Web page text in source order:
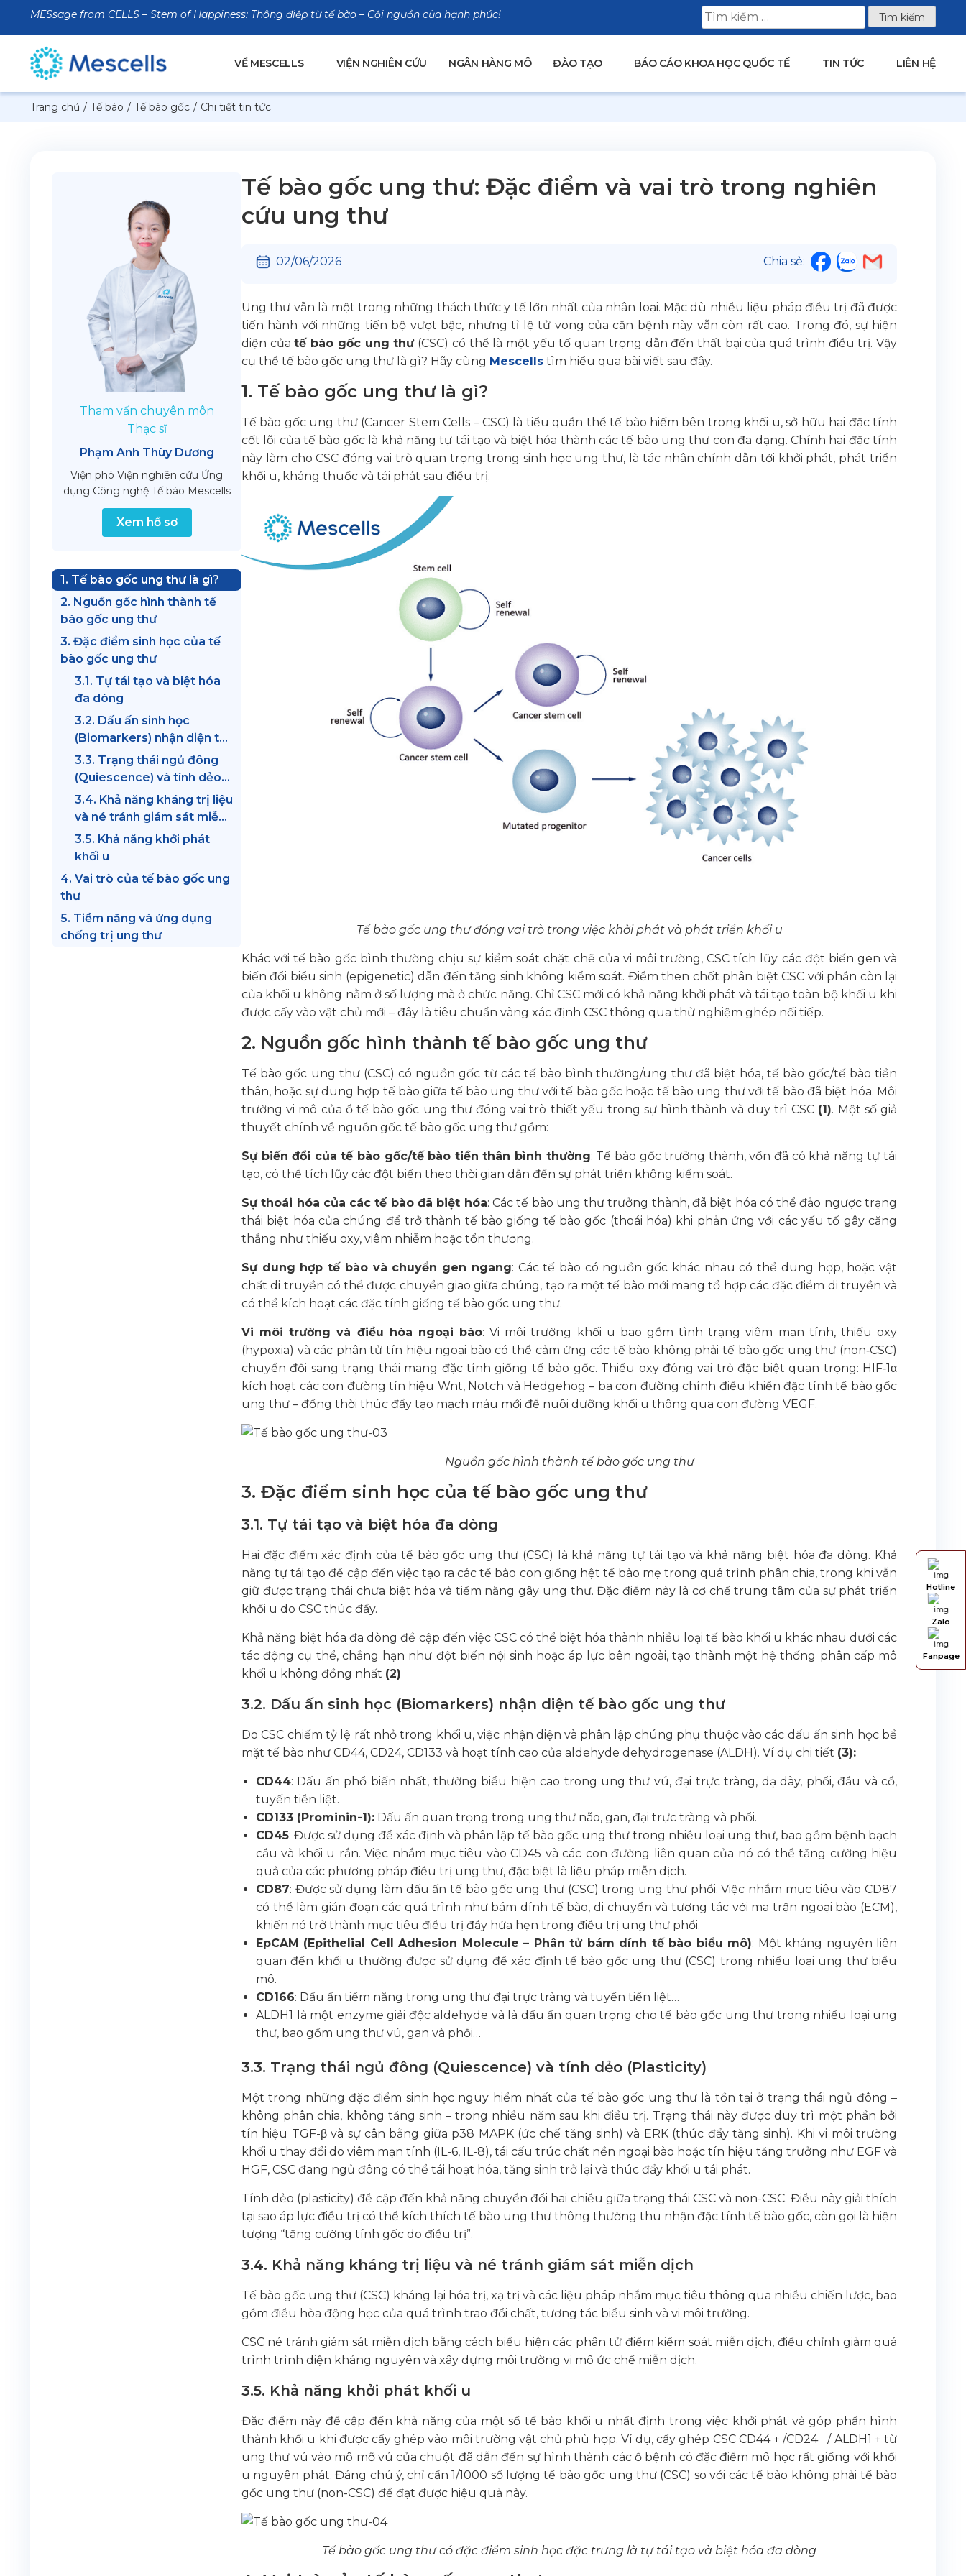
MESsage from CELLS – Stem of Happiness: Thông điệp từ tế bào – Cội nguồn của hạnh phúc!
Tìm
kiếm
VỀ MESCELLS VIỆN NGHIÊN CỨU NGÂN HÀNG MÔ ĐÀO TẠO BÁO CÁO KHOA HỌC QUỐC TẾ TIN TỨC LIÊN HỆ
Trang chủ / Tế bào / Tế bào gốc / Chi tiết tin tức
Tế bào gốc ung thư: Đặc điểm và vai trò trong nghiên
cứu ung thư
02/06/2026 Chia sẻ:
Ung thư vẫn là một trong những thách thức y tế lớn nhất của nhân loại. Mặc dù nhiều liệu pháp điều trị đã được
tiến hành với những tiến bộ vượt bậc, nhưng tỉ lệ tử vong của căn bệnh này vẫn còn rất cao. Trong đó, sự hiện
diện củatế bào gốc ung thư(CSC) có thể là một yếu tố quan trọng dẫn đến thất bại của quá trình điều trị. Vậy
cụ thể tế bào gốc ung thư là gì? Hãy cùng Mescells tìm hiểu qua bài viết sau đây.
1. Tế bào gốc ung thư là gì?
Tế bào gốc ung thư (Cancer Stem Cells – CSC) là tiểu quần thể tế bào hiếm bên trong khối u, sở hữu hai đặc tính
cốt lõi của tế bào gốc là khả năng tự tái tạo và biệt hóa thành các tế bào ung thư con đa dạng. Chính hai đặc tính
này làm cho CSC đóng vai trò quan trọng trong sinh học ung thư, là tác nhân chính dẫn tới khởi phát, phát triển
khối u, kháng thuốc và tái phát sau điều trị.
Tế bào gốc ung thư đóng vai trò trong việc khởi phát và phát triển khối u
Khác với tế bào gốc bình thường chịu sự kiểm soát chặt chẽ của vi môi trường, CSC tích lũy các đột biến gen và
biến đổi biểu sinh (epigenetic) dẫn đến tăng sinh không kiểm soát. Điểm then chốt phân biệt CSC với phần còn lại
của khối u không nằm ở số lượng mà ở chức năng. Chỉ CSC mới có khả năng khởi phát và tái tạo toàn bộ khối u khi
được cấy vào vật chủ mới – đây là tiêu chuẩn vàng xác định CSC thông qua thử nghiệm ghép nối tiếp.
2. Nguồn gốc hình thành tế bào gốc ung thư
Tế bào gốc ung thư (CSC) có nguồn gốc từ các tế bào bình thường/ung thư đã biệt hóa, tế bào gốc/tế bào tiền
thân, hoặc sự dung hợp tế bào giữa tế bào ung thư với tế bào gốc hoặc tế bào ung thư với tế bào đã biệt hóa. Môi
trường vi mô của ổ tế bào gốc ung thư đóng vai trò thiết yếu trong sự hình thành và duy trì CSC (1). Một số giả
thuyết chính về nguồn gốc tế bào gốc ung thư gồm:
Sự biến đổi của tế bào gốc/tế bào tiền thân bình thường: Tế bào gốc trưởng thành, vốn đã có khả năng tự tái
tạo, có thể tích lũy các đột biến theo thời gian dẫn đến sự phát triển không kiểm soát.
Sự thoái hóa của các tế bào đã biệt hóa: Các tế bào ung thư trưởng thành, đã biệt hóa có thể đảo ngược trạng
thái biệt hóa của chúng để trở thành tế bào giống tế bào gốc (thoái hóa) khi phản ứng với các yếu tố gây căng
thẳng như thiếu oxy, viêm nhiễm hoặc tổn thương.
Sự dung hợp tế bào và chuyển gen ngang: Các tế bào có nguồn gốc khác nhau có thể dung hợp, hoặc vật
chất di truyền có thể được chuyển giao giữa chúng, tạo ra một tế bào mới mang tổ hợp các đặc điểm di truyền và
có thể kích hoạt các đặc tính giống tế bào gốc ung thư.
Vi môi trường và điều hòa ngoại bào: Vi môi trường khối u bao gồm tình trạng viêm mạn tính, thiếu oxy
(hypoxia) và các phân tử tín hiệu ngoại bào có thể cảm ứng các tế bào không phải tế bào gốc ung thư (non‑CSC)
chuyển đổi sang trạng thái mang đặc tính giống tế bào gốc. Thiếu oxy đóng vai trò đặc biệt quan trọng: HIF‑1α
kích hoạt các con đường tín hiệu Wnt, Notch và Hedgehog – ba con đường chính điều khiển đặc tính tế bào gốc
ung thư – đồng thời thúc đẩy tạo mạch máu mới để nuôi dưỡng khối u thông qua con đường VEGF.
Nguồn gốc hình thành tế bào gốc ung thư
3. Đặc điểm sinh học của tế bào gốc ung thư
3.1. Tự tái tạo và biệt hóa đa dòng
Hai đặc điểm xác định của tế bào gốc ung thư (CSC) là khả năng tự tái tạo và khả năng biệt hóa đa dòng. Khả
năng tự tái tạo đề cập đến việc tạo ra các tế bào con giống hệt tế bào mẹ trong quá trình phân chia, trong khi vẫn
giữ được trạng thái chưa biệt hóa và tiềm năng gây ung thư. Đặc điểm này là cơ chế trung tâm của sự phát triển
khối u do CSC thúc đẩy.
Khả năng biệt hóa đa dòng đề cập đến việc CSC có thể biệt hóa thành nhiều loại tế bào khối u khác nhau dưới các
tác động cụ thể, chẳng hạn như đột biến nội sinh hoặc áp lực bên ngoài, tạo thành một hệ thống phân cấp mô
khối u không đồng nhất (2)
3.2. Dấu ấn sinh học (Biomarkers) nhận diện tế bào gốc ung thư
Do CSC chiếm tỷ lệ rất nhỏ trong khối u, việc nhận diện và phân lập chúng phụ thuộc vào các dấu ấn sinh học bề
mặt tế bào như CD44, CD24, CD133 và hoạt tính cao của aldehyde dehydrogenase (ALDH). Ví dụ chi tiết (3):
CD44: Dấu ấn phổ biến nhất, thường biểu hiện cao trong ung thư vú, đại trực tràng, dạ dày, phổi, đầu và cổ,
tuyến tiền liệt.
CD133 (Prominin-1): Dấu ấn quan trọng trong ung thư não, gan, đại trực tràng và phổi.
CD45: Được sử dụng để xác định và phân lập tế bào gốc ung thư trong nhiều loại ung thư, bao gồm bệnh bạch
cầu và khối u rắn. Việc nhắm mục tiêu vào CD45 và các con đường liên quan của nó có thể tăng cường hiệu
quả của các phương pháp điều trị ung thư, đặc biệt là liệu pháp miễn dịch.
CD87: Được sử dụng làm dấu ấn tế bào gốc ung thư (CSC) trong ung thư phổi. Việc nhắm mục tiêu vào CD87
có thể làm gián đoạn các quá trình như bám dính tế bào, di chuyển và tương tác với ma trận ngoại bào (ECM),
khiến nó trở thành mục tiêu điều trị đầy hứa hẹn trong điều trị ung thư phổi.
EpCAM (Epithelial Cell Adhesion Molecule – Phân tử bám dính tế bào biểu mô): Một kháng nguyên liên
quan đến khối u thường được sử dụng để xác định tế bào gốc ung thư (CSC) trong nhiều loại ung thư biểu
mô.
CD166: Dấu ấn tiềm năng trong ung thư đại trực tràng và tuyến tiền liệt…
ALDH1 là một enzyme giải độc aldehyde và là dấu ấn quan trọng cho tế bào gốc ung thư trong nhiều loại ung
thư, bao gồm ung thư vú, gan và phổi…
3.3. Trạng thái ngủ đông (Quiescence) và tính dẻo (Plasticity)
Một trong những đặc điểm sinh học nguy hiểm nhất của tế bào gốc ung thư là tồn tại ở trạng thái ngủ đông –
không phân chia, không tăng sinh – trong nhiều năm sau khi điều trị. Trạng thái này được duy trì một phần bởi
tín hiệu TGF-β và sự cân bằng giữa p38 MAPK (ức chế tăng sinh) và ERK (thúc đẩy tăng sinh). Khi vi môi trường
khối u thay đổi do viêm mạn tính (IL-6, IL-8), tái cấu trúc chất nền ngoại bào hoặc tín hiệu tăng trưởng như EGF và
HGF, CSC đang ngủ đông có thể tái hoạt hóa, tăng sinh trở lại và thúc đẩy khối u tái phát.
Tính dẻo (plasticity) đề cập đến khả năng chuyển đổi hai chiều giữa trạng thái CSC và non-CSC. Điều này giải thích
tại sao áp lực điều trị có thể kích thích tế bào ung thư thông thường thu nhận đặc tính tế bào gốc, còn gọi là hiện
tượng “tăng cường tính gốc do điều trị”.
3.4. Khả năng kháng trị liệu và né tránh giám sát miễn dịch
Tế bào gốc ung thư (CSC) kháng lại hóa trị, xạ trị và các liệu pháp nhắm mục tiêu thông qua nhiều chiến lược, bao
gồm điều hòa động học của quá trình trao đổi chất, tương tác biểu sinh và vi môi trường.
CSC né tránh giám sát miễn dịch bằng cách biểu hiện các phân tử điểm kiểm soát miễn dịch, điều chỉnh giảm quá
trình trình diện kháng nguyên và xây dựng môi trường vi mô ức chế miễn dịch.
3.5. Khả năng khởi phát khối u
Đặc điểm này đề cập đến khả năng của một số tế bào khối u nhất định trong việc khởi phát và góp phần hình
thành khối u khi được cấy ghép vào môi trường vật chủ phù hợp. Ví dụ, cấy ghép CSC CD44 + /CD24− / ALDH1 + từ
ung thư vú vào mô mỡ vú của chuột đã dẫn đến sự hình thành các ổ bệnh có đặc điểm mô học rất giống với khối
u nguyên phát. Đáng chú ý, chỉ cần 1/1000 số lượng tế bào gốc ung thư (CSC) so với các tế bào không phải tế bào
gốc ung thư (non-CSC) để đạt được hiệu quả này.
Tế bào gốc ung thư có đặc điểm sinh học đặc trưng là tự tái tạo và biệt hóa đa dòng
Tham vấn chuyên môn
Thạc sĩ
Phạm Anh Thùy Dương
Viện phó Viện nghiên cứu Ứng
dụng Công nghệ Tế bào Mescells
Xem hồ sơ
1. Tế bào gốc ung thư là gì?
2. Nguồn gốc hình thành tế
bào gốc ung thư
3. Đặc điểm sinh học của tế
bào gốc ung thư
3.1. Tự tái tạo và biệt hóa
đa dòng
3.2. Dấu ấn sinh học
(Biomarkers) nhận diện tế
bào gốc ung thư
3.3. Trạng thái ngủ đông
(Quiescence) và tính dẻo
(Plasticity)
3.4. Khả năng kháng trị liệu
và né tránh giám sát miễn
dịch
3.5. Khả năng khởi phát
khối u
4. Vai trò của tế bào gốc ung
thư
5. Tiềm năng và ứng dụng
chống trị ung thư
Hotline
Zalo
Fanpage